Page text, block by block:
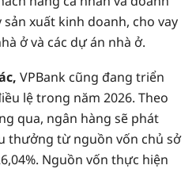
xuất kinh doanh, cho vay
ở và các dự án nhà ở.
VPBank cũng đang triển
lệ trong năm 2026. Theo
qua, ngân hàng sẽ phát
thưởng từ nguồn vốn chủ sở
Nguồn vốn thực hiện